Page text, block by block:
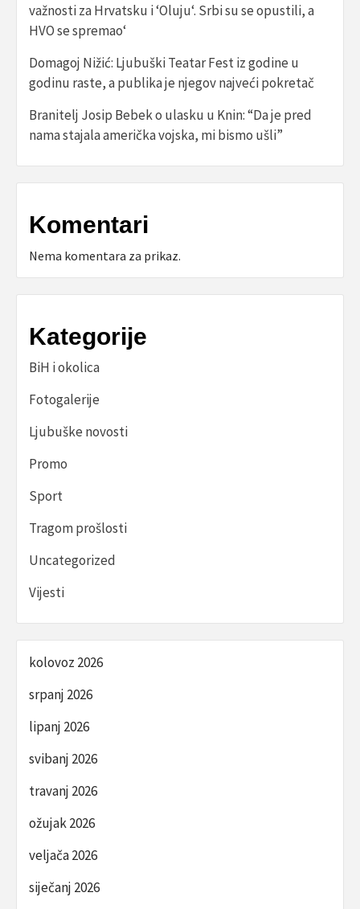
važnosti za Hrvatsku i ‘Oluju‘. Srbi su se opustili, a
HVO se spremao‘
Domagoj Nižić: Ljubuški Teatar Fest iz godine u
godinu raste, a publika je njegov najveći pokretač
Branitelj Josip Bebek o ulasku u Knin: “Da je pred
nama stajala američka vojska, mi bismo ušli”
Komentari
Nema komentara za prikaz.
Kategorije
BiH i okolica
Fotogalerije
Ljubuške novosti
Promo
Sport
Tragom prošlosti
Uncategorized
Vijesti
kolovoz 2026
srpanj 2026
lipanj 2026
svibanj 2026
travanj 2026
ožujak 2026
veljača 2026
siječanj 2026